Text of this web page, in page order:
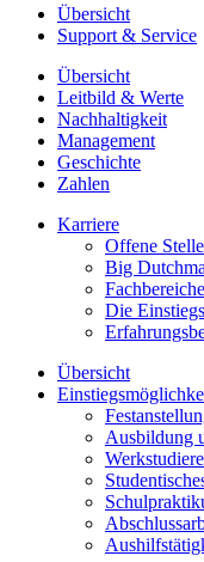
Übersicht
Support & Service
Übersicht
Leitbild & Werte
Nachhaltigkeit
Management
Geschichte
Zahlen
Karriere
Offene
Big
Die
Übersicht
Ausbildung